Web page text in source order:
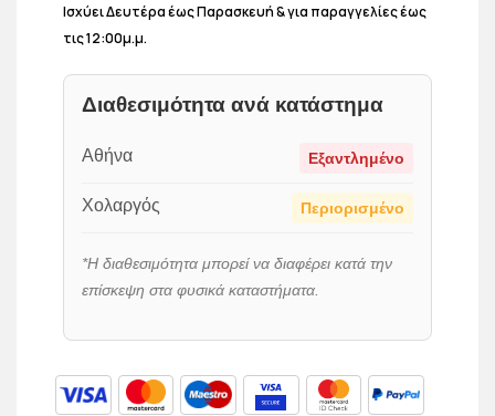
Ισχύει Δευτέρα έως Παρασκευή & για παραγγελίες έως
τις 12:00μ.μ.
Διαθεσιμότητα ανά κατάστημα
Αθήνα Εξαντλημένο
Χολαργός Περιορισμένο
*Η διαθεσιμότητα μπορεί να διαφέρει κατά την
επίσκεψη στα φυσικά καταστήματα.